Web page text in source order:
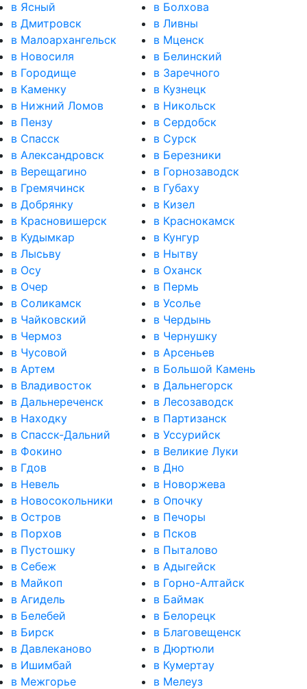
в Ясный
в Болхова
в Дмитровск
в Ливны
в Малоархангельск
в Мценск
в Новосиля
в Белинский
в Городище
в Заречного
в Каменку
в Кузнецк
в Нижний Ломов
в Никольск
в Пензу
в Сердобск
в Спасск
в Сурск
в Александровск
в Березники
в Верещагино
в Горнозаводск
в Гремячинск
в Губаху
в Добрянку
в Кизел
в Красновишерск
в Краснокамск
в Кудымкар
в Кунгур
в Лысьву
в Нытву
в Осу
в Оханск
в Очер
в Пермь
в Соликамск
в Усолье
в Чайковский
в Чердынь
в Чермоз
в Чернушку
в Чусовой
в Арсеньев
в Артем
в Большой Камень
в Владивосток
в Дальнегорск
в Дальнереченск
в Лесозаводск
в Находку
в Партизанск
в Спасск-Дальний
в Уссурийск
в Фокино
в Великие Луки
в Гдов
в Дно
в Невель
в Новоржева
в Новосокольники
в Опочку
в Остров
в Печоры
в Порхов
в Псков
в Пустошку
в Пыталово
в Себеж
в Адыгейск
в Майкоп
в Горно-Алтайск
в Агидель
в Баймак
в Белебей
в Белорецк
в Бирск
в Благовещенск
в Давлеканово
в Дюртюли
в Ишимбай
в Кумертау
в Межгорье
в Мелеуз